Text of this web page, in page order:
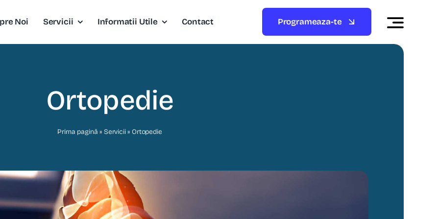
Noi Servicii Informatii Utile Contact Programeaza-te
Ortopedie
Prima pagină » Servicii» Ortopedie